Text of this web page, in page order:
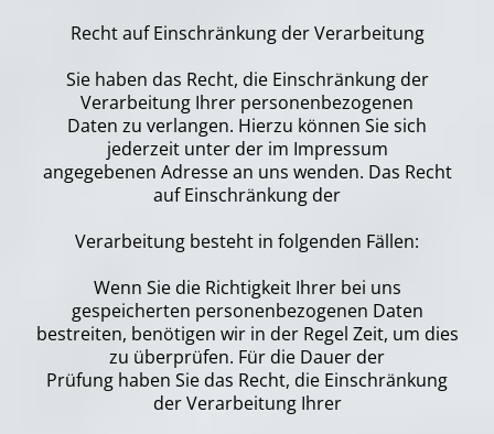
Recht auf Einschränkung der Verarbeitung
Sie haben das Recht, die Einschränkung der
Verarbeitung Ihrer personenbezogenen
Daten zu verlangen. Hierzu können Sie sich
jederzeit unter der im Impressum
angegebenen Adresse an uns wenden. Das Recht
auf Einschränkung der
Verarbeitung besteht in folgenden Fällen:
Wenn Sie die Richtigkeit Ihrer bei uns
gespeicherten personenbezogenen Daten
bestreiten, benötigen wir in der Regel Zeit, um dies
zu überprüfen. Für die Dauer der
Prüfung haben Sie das Recht, die Einschränkung
der Verarbeitung Ihrer